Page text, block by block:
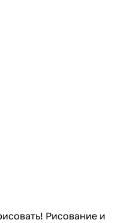
Рисование и